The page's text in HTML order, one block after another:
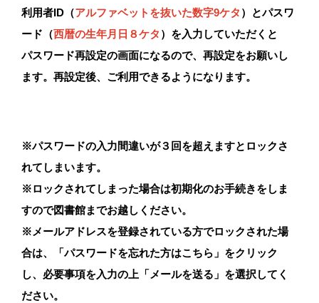
利用者ID（アルファベットを抜いた数字9ケタ ）とパスワ
ード（西暦の生年月日８ケタ ）を入力していただくと
パスワード再設定の画面になるので、再設定をお願いし
ます。 再設定後、ご利用できるようになります。
※パスワードの入力間違いが３回を超えますとロックさ
れてしまいます。
※ロックされてしまった場合は初期化のお手続きをしま
すので図書館までお越しください。
※メールアドレスを登録されている方でロックされた場
合は、「パスワードを忘れた方はこちら」をクリック
し、必要事項を入力の上「メールを送る」を選択してく
ださい。